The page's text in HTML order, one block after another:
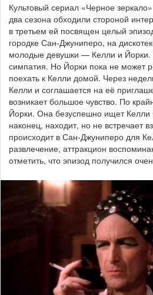
Культовый сериал «Черное
два сезона обходили стороной
в третьем ей посвящен целый
городке Сан-Джуниперо, на
молодые девушки — Келли и
симпатия. Но Йорки пока не может
поехать к Келли домой. Через
Келли и соглашается на её
возникает большое чувство. По
Йорки. Она безуспешно ищет
наконец, находит, но не встречает
происходит в Сан-Джуниперо для
развлечение, аттракцион
отметить, что эпизод получился